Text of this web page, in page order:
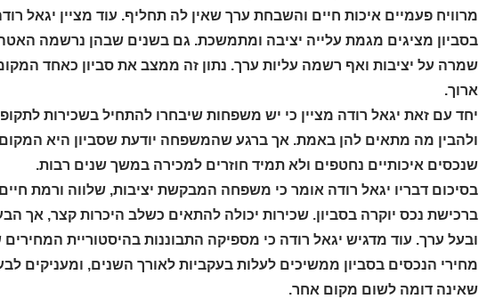
מרוויח פעמיים איכות חיים והשבחת ערך שאין לה תחליף. עוד מציין יגאל
בסביון מציגים מגמת עלייה יציבה ומתמשכת. גם בשנים שבהן נרשמה
שמרה על יציבות ואף רשמה עליות ערך. נתון זה ממצב את סביון כאחד
ארוך.
יחד עם זאת יגאל רודה מציין כי יש משפחות שיבחרו להתחיל בשכירות
ולהבין מה מתאים להן באמת. אך ברגע שהמשפחה יודעת שסביון היא
שנכסים איכותיים נחטפים ולא תמיד חוזרים למכירה במשך שנים רבות.
בסיכום דבריו יגאל רודה אומר כי משפחה המבקשת יציבות, שלווה ורמת
ברכישת נכס יוקרה בסביון. שכירות יכולה להתאים כשלב היכרות קצר, אך
ובעל ערך. עוד מדגיש יגאל רודה כי מספיקה התבוננות בהיסטוריית
מחירי הנכסים בסביון ממשיכים לעלות בעקביות לאורך השנים, ומעניקים
שאינה דומה לשום מקום אחר.